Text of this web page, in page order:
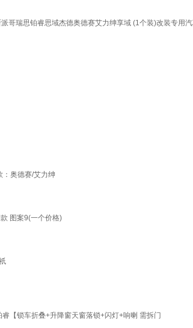
哥瑞思铂睿思域杰德奥德赛艾力绅享域 (1个装)改装专用
奥德赛/艾力绅
图案9(一个价格)
【锁车折叠+升降窗天窗落锁+闪灯+响喇 需拆门